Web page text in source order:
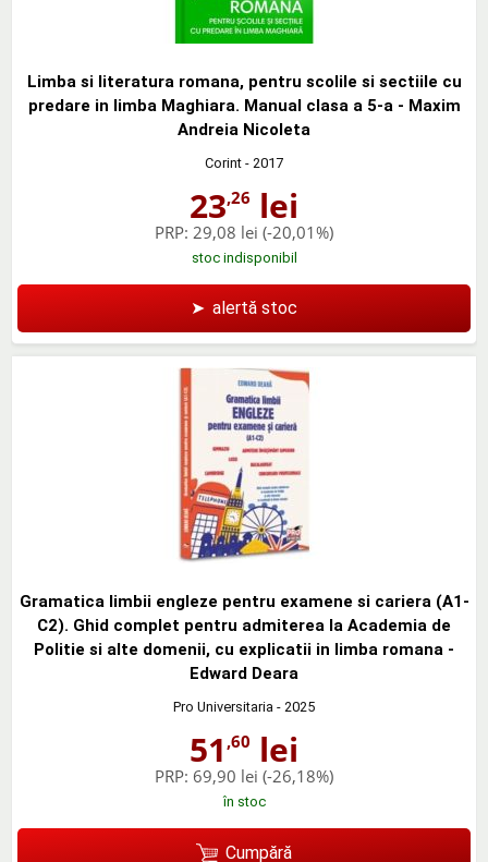
Limba si literatura romana, pentru scolile si sectiile cu
predare in limba Maghiara. Manual clasa a 5-a - Maxim
Andreia Nicoleta
Corint - 2017
23,26 lei
PRP: 29,08 lei (-20,01%)
stoc indisponibil
➤ alertă stoc
Gramatica limbii engleze pentru examene si cariera (A1-
C2). Ghid complet pentru admiterea la Academia de
Politie si alte domenii, cu explicatii in limba romana -
Edward Deara
Pro Universitaria - 2025
51 ,60 lei
PRP: 69,90 lei (-26,18%)
în stoc
Cumpără